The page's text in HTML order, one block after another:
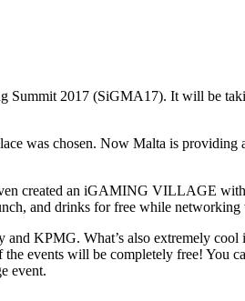
Summit 2017 (SiGMA17). It will be
was chosen. Now Malta is providing
created an iGAMING VILLAGE
and drinks for free while
KPMG. What’s also extremely
events will be completely free! You
event.